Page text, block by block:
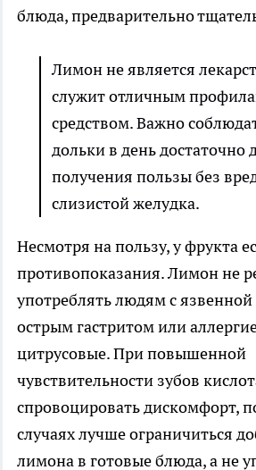
блюда, предварительно
Лимон не является
служит отличным
средством. Важно
дольки в день достаточно
получения пользы без
слизистой желудка.
Несмотря на пользу, у фрукта
противопоказания. Лимон не
употреблять людям с
острым гастритом или
цитрусовые. При повышенной
чувствительности зубов
спровоцировать дискомфорт,
случаях лучше ограничиться
лимона в готовые блюда, а не